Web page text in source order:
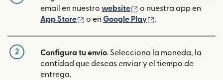
email en nuestro website (se abre en una
o nuestra app en
App Store
(se abre en una ventana nueva)
o en Google Play (se abre en una
.
2 Configura tu envío. Selecciona la moneda, la
cantidad que deseas enviar y el tiempo de
entrega.